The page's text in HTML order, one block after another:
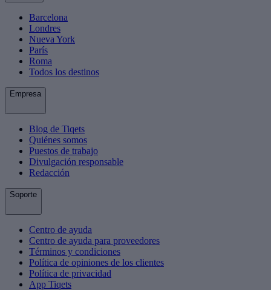
Barcelona
Londres
Nueva York
París
Roma
Todos los destinos
Empresa
Blog de Tiqets
Quiénes somos
Puestos de trabajo
Divulgación responsable
Redacción
Soporte
Centro de ayuda
Centro de ayuda para proveedores
Términos y condiciones
Política de opiniones de los clientes
Política de privacidad
App Tiqets